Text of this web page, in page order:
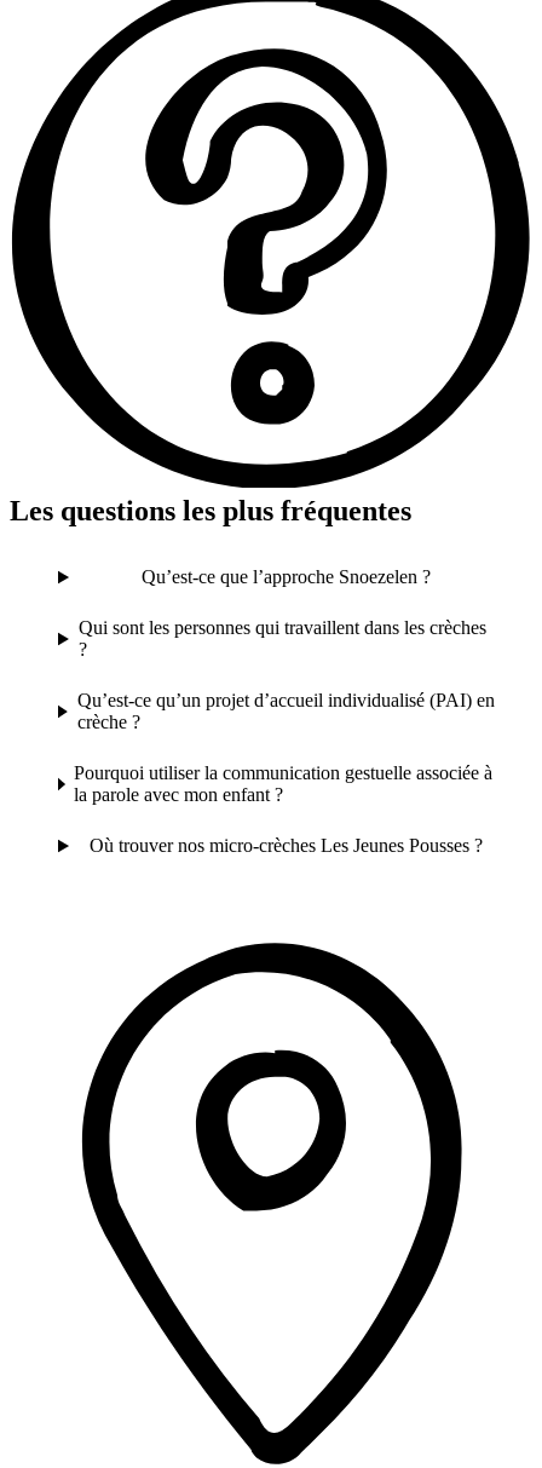
Les questions les plus fréquentes
Qu’est-ce que l’approche Snoezelen ?
Qui sont les personnes qui travaillent dans les crèches
?
Qu’est-ce qu’un projet d’accueil individualisé (PAI) en
crèche ?
Pourquoi utiliser la communication gestuelle associée à
la parole avec mon enfant ?
Où trouver nos micro-crèches Les Jeunes Pousses ?